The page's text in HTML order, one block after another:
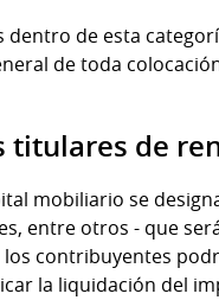
de esta
de toda
titulares de
mobiliario se
entre otros - que
los contribuyentes
la liquidación del